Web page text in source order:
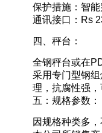
保护措施：智能
通讯接口： Rs
四、秤台 ：
全钢秤台或在
采用专门型钢
理，抗腐性强 ，
五：规格参数：
因规格种类多